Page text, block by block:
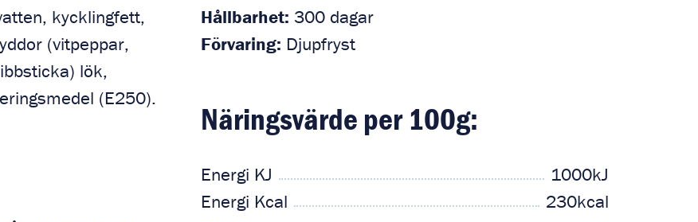
kycklingfett,
(vitpeppar,
lök,
(E250).
Hållbarhet: 300 dagar
Förvaring: Djupfryst
Näringsvärde per 100g:
Energi KJ
1000kJ
Energi Kcal
230kcal